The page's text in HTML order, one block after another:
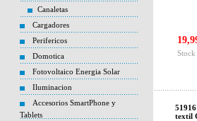
Canaletas
Cargadores
Perifericos
Domotica
Fotovoltaico Energia Solar
Iluminacion
Accesorios SmartPhone y
Tablets
textil